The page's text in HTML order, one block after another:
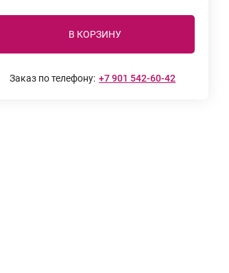
В КОРЗИНУ
Заказ по телефону: +7 901 542-60-42